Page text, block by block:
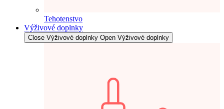
Tehotenstvo
Výživové doplnky
Close Výživové doplnky Open Výživové doplnky